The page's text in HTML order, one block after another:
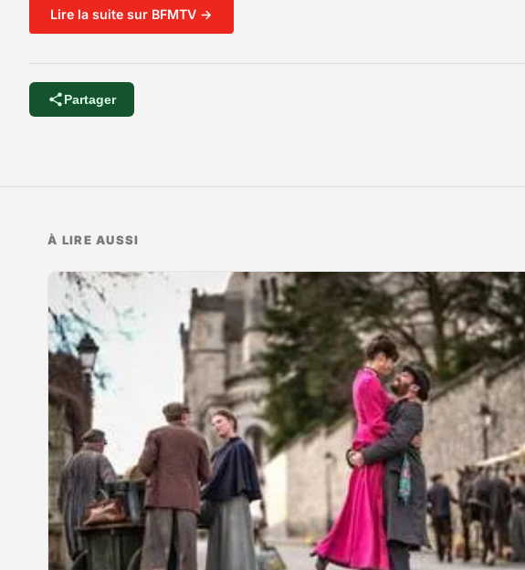
Lire la suite sur BFMTV →
Partager
À LIRE AUSSI